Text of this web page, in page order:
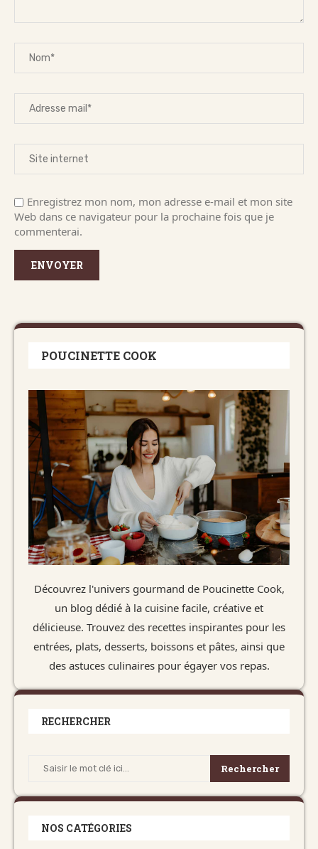
Enregistrez mon nom, mon adresse e-mail et mon site
Web dans ce navigateur pour la prochaine fois que je
commenterai.
POUCINETTE COOK
Découvrez l'univers gourmand de Poucinette Cook,
un blog dédié à la cuisine facile, créative et
délicieuse. Trouvez des recettes inspirantes pour les
entrées, plats, desserts, boissons et pâtes, ainsi que
des astuces culinaires pour égayer vos repas.
RECHERCHER
Rechercher
NOS CATÉGORIES